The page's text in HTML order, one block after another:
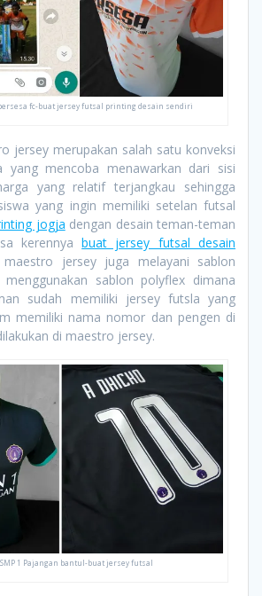
fc-buat jersey futsal printing desain sendiri
merupakan salah satu konveksi
yang mencoba menawarkan dari sisi
yang relatif terjangkau sehingga
yang ingin memiliki setelan futsal
jogja dengan desain teman-teman
kerennyabuat jersey futsal desain
jersey juga melayani sablon
sablon polyflex dimana
sudah memiliki jersey futsla yang
memiliki nama nomor dan pengen di
di maestro jersey.
SMP 1 Pajangan bantul-buat jersey futsal